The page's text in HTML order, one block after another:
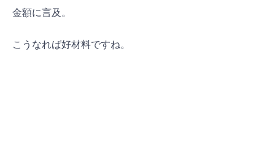
金額に言及。
こうなれば好材料ですね。